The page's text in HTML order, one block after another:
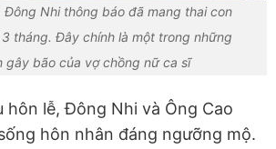
Nhi thông báo đã mang thai con
tháng. Đây chính là một trong những
gây bão của vợ chồng nữ ca sĩ
hôn lễ, Đông Nhi và Ông Cao
hôn nhân đáng ngưỡng mộ.